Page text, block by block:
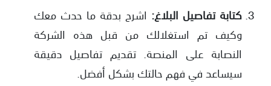
كتابة تفاصيل البلاغ: اشرح بدقة ما حدث معك
وكيف تم استغلالك من قبل هذه الشركة
النصابة على المنصة. تقديم تفاصيل دقيقة
سيساعد في فهم حالتك بشكل أفضل.